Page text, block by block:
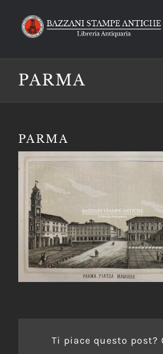
PARMA
PARMA
Ti piace questo post?